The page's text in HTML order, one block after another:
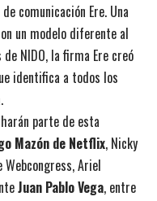
comunicación Ere. Una
un modelo diferente al
NIDO, la firma Ere creó
identifica a todos los
parte de esta
Mazón de Netflix, Nicky
Webcongress, Ariel
Juan Pablo Vega, entre